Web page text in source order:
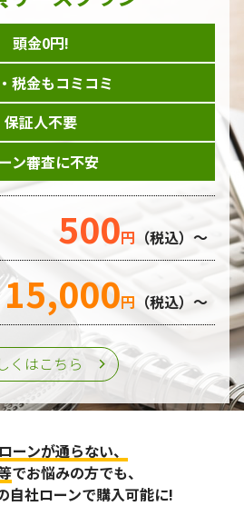
頭金0円!
税金もコミコミ
保証人不要
ン審査に不安
500円 （税込）～
15,000円 （税込）～
くはこちら
ローンが通らない、
でお悩みの方でも、
自社ローンで購入可能に!